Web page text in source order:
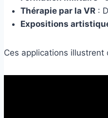
Thérapie par la VR :
Expositions
Ces applications illustrent